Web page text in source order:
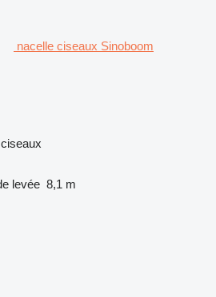
nacelle ciseaux Sinoboom
levée 8,1 m